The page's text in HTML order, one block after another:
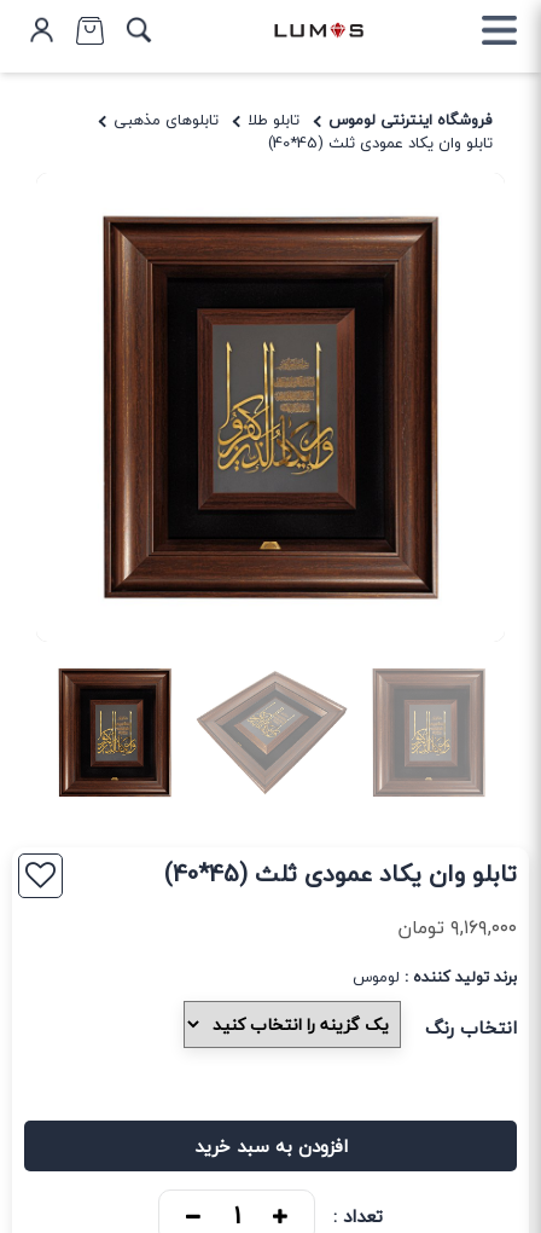
فروشگاه اینترنتی لوموس تابلو طلا
تابلوهای مذهبی
تابلو وان یکاد عمودی ثلث (45*40)
تابلو وان یکاد عمودی ثلث (45*40)
۹,۱۶۹,۰۰۰تومان
برند تولید کننده : لوموس
انتخاب رنگ
افزودن به سبد خرید
تعداد :